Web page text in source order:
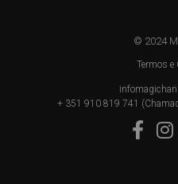
© 2024
Termos e
+ 351 910 819 741